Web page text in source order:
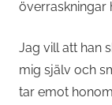
överraskningar
Jag vill att han
mig själv och
tar emot